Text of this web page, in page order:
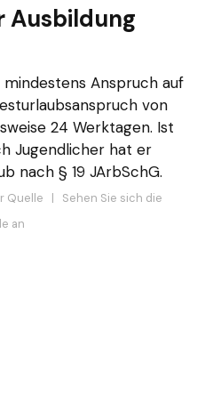
Ausbildung
Anspruch auf
von
24 Werktagen. Ist
Jugendlicher hat er
nach § 19 JArbSchG.
Quelle | Sehen Sie sich die
an